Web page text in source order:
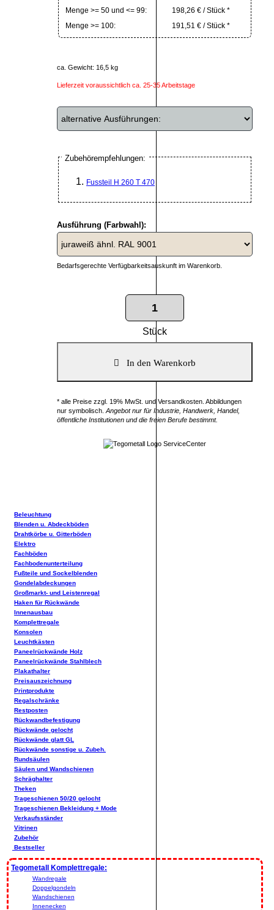
Menge >= 50 und <= 99:
198,26 € / Stück *
Menge >= 100:
191,51 € / Stück *
ca. Gewicht: 16,5 kg
Lieferzeit voraussichtlich ca. 25-35 Arbeitstage
Zubehörempfehlungen:
Fussteil H 260 T 470
Ausführung (Farbwahl):
Bedarfsgerechte Verfügbarkeitsauskunft im Warenkorb.
Stück
* alle Preise zzgl. 19% MwSt. und Versandkosten. Abbildungen
nur symbolisch. Angebot nur für Industrie, Handwerk, Handel,
öffentliche Institutionen und die freien Berufe bestimmt.
Beleuchtung
Blenden u. Abdeckböden
Drahtkörbe u. Gitterböden
Elektro
Fachböden
Fachbodenunterteilung
Fußteile und Sockelblenden
Gondelabdeckungen
Großmarkt- und Leistenregal
Haken für Rückwände
Innenausbau
Komplettregale
Konsolen
Leuchtkästen
Paneelrückwände Holz
Paneelrückwände Stahlblech
Plakathalter
Preisauszeichnung
Printprodukte
Regalschränke
Restposten
Rückwandbefestigung
Rückwände gelocht
Rückwände glatt GL
Rückwände sonstige u. Zubeh.
Rundsäulen
Säulen und Wandschienen
Schräghalter
Theken
Trageschienen 50/20 gelocht
Trageschienen Bekleidung + Mode
Verkaufsständer
Vitrinen
Zubehör
Bestseller
Tegometall Komplettregale:
Wandregale
Doppelgondeln
Wandschienen
Innenecken